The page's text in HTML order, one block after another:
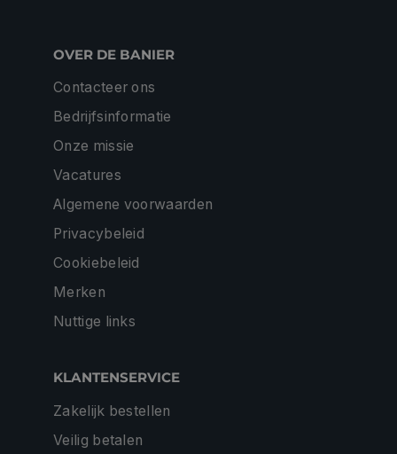
OVER DE BANIER
Contacteer ons
Bedrijfsinformatie
Onze missie
Vacatures
Algemene voorwaarden
Privacybeleid
Cookiebeleid
Merken
Nuttige links
KLANTENSERVICE
Zakelijk bestellen
Veilig betalen